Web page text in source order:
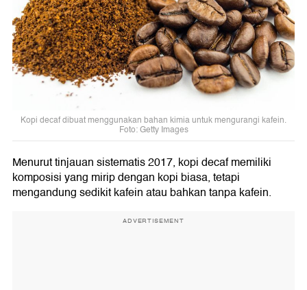
Kopi decaf dibuat menggunakan bahan kimia untuk mengurangi kafein.
Foto: Getty Images
Menurut tinjauan sistematis 2017, kopi decaf memiliki
komposisi yang mirip dengan kopi biasa, tetapi
mengandung sedikit kafein atau bahkan tanpa kafein.
ADVERTISEMENT